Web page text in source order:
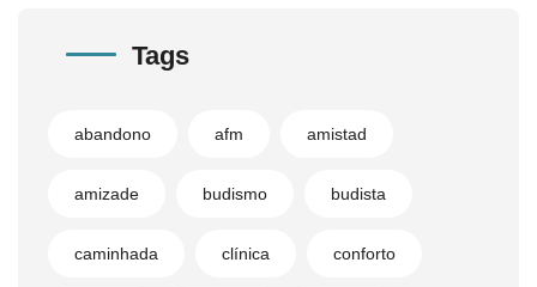
Tags
abandono afm amistad
amizade budismo budista
caminhada clínica conforto